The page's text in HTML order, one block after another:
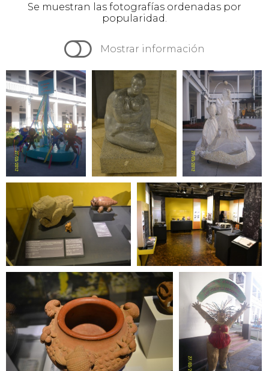
Se muestran las fotografías ordenadas por
popularidad.
 Mostrar información